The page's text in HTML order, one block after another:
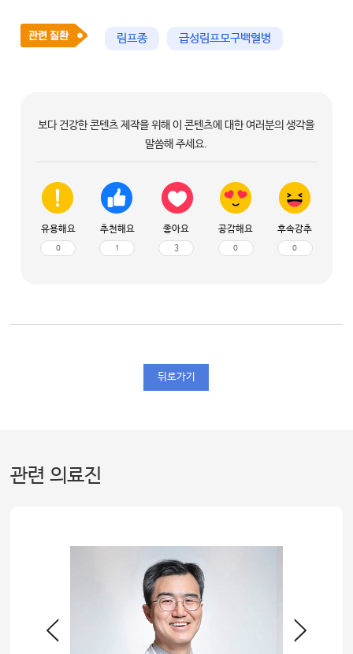
림프종 급성림프모구백혈병
보다 건강한 콘텐츠 제작을 위해 이 콘텐츠에 대한 여러분의 생각을
말씀해 주세요.
유용해요
0
추천해요
1
좋아요
3
공감해요
0
후속강추
0
뒤로가기
관련 의료진